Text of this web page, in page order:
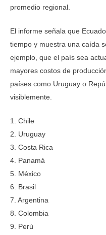
promedio regional.
El informe señala que
tiempo y muestra una caída
ejemplo, que el país sea
mayores costos de
países como Uruguay o
visiblemente.
1. Chile
2. Uruguay
3. Costa Rica
4. Panamá
5. México
6. Brasil
7. Argentina
8. Colombia
9. Perú